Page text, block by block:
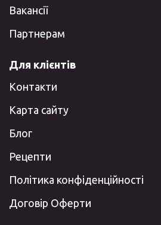
Вакансії
Партнерам
Для клієнтів
Контакти
Карта сайту
Блог
Рецепти
Політика конфіденційності
Договір Оферти